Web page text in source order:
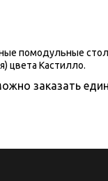
помодульные
цвета Кастилло.
заказать